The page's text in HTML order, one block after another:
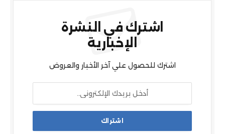
اشترك في النشرة
الإخبارية
اشترك للحصول علي آخر الأخبار والعروض